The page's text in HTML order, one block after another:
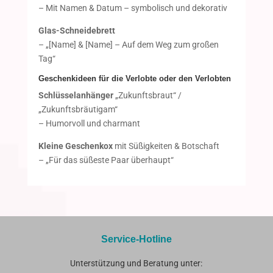
– Mit Namen & Datum – symbolisch und dekorativ
Glas-Schneidebrett
– „[Name] & [Name] – Auf dem Weg zum großen
Tag“
Geschenkideen für die Verlobte oder den Verlobten
Schlüsselanhänger„Zukunftsbraut“ /
„Zukunftsbräutigam“
– Humorvoll und charmant
Kleine Geschenkoxmit Süßigkeiten & Botschaft
– „Für das süßeste Paar überhaupt“
Service-Hotline
Unterstützung und Beratung unter: